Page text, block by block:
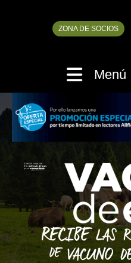
ZONA DE SOCIOS
Menú